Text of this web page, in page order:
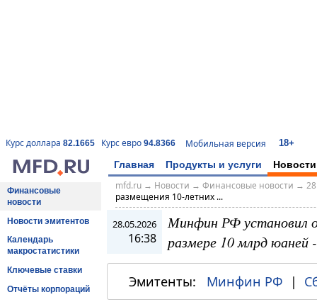
Курс доллара 82.1665 Курс евро 94.8366 Мобильная версия 18+
Главная Продукты и услуги Новости
Финансовые
новости
Новости эмитентов
Календарь
макростатистики
Ключевые ставки
Отчёты корпораций
mfd.ru→ Новости → Финансовые новости →
размещения 10-летних ...
28.05.2026
16:38
Минфин РФ установил
размере 10 млрд юаней
Эмитенты: Минфин РФ |